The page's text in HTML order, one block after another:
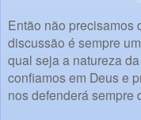
Então não precisamos
discussão é sempre
qual seja a natureza
confiamos em Deus e
nos defenderá sempre